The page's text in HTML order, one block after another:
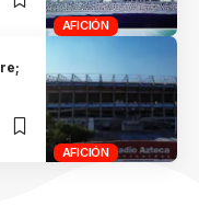
AFICIÓN
AFICIÓN